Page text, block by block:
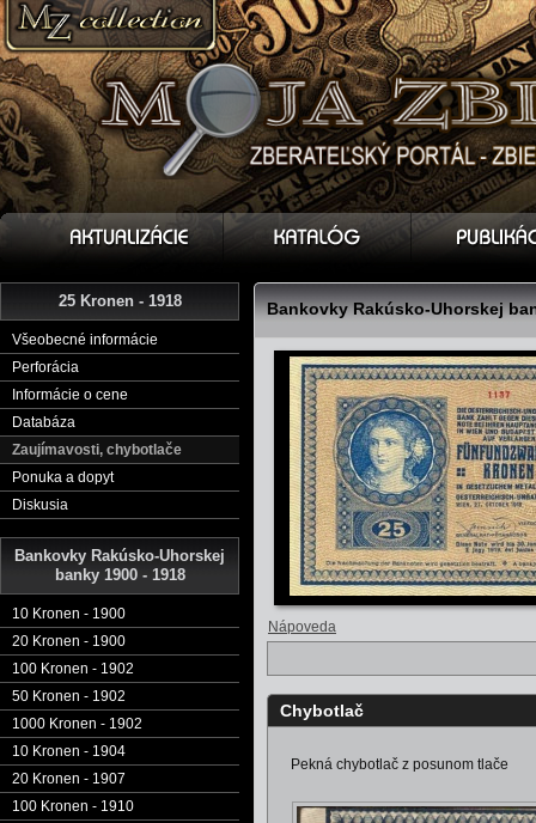
25 Kronen - 1918
Všeobecné informácie
Perforácia
Informácie o cene
Databáza
Zaujímavosti, chybotlače
Ponuka a dopyt
Diskusia
Bankovky Rakúsko-Uhorskej
banky 1900 - 1918
10 Kronen - 1900
20 Kronen - 1900
100 Kronen - 1902
50 Kronen - 1902
1000 Kronen - 1902
10 Kronen - 1904
20 Kronen - 1907
100 Kronen - 1910
Bankovky Rakúsko-Uhorskej
Nápoveda
Chybotlač
Pekná chybotlač z posunom tlače